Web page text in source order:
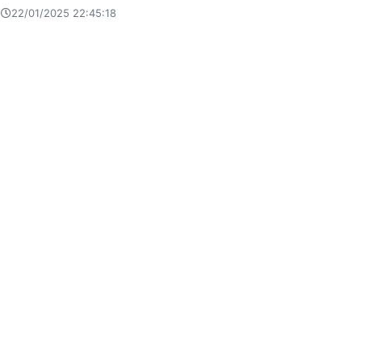
22/01/2025 22:45:18